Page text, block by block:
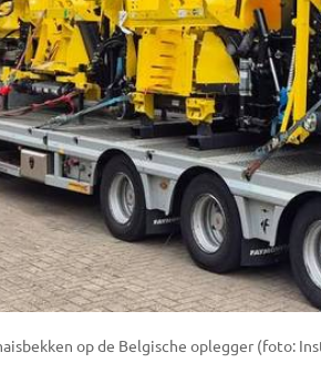
op de Belgische oplegger (foto: